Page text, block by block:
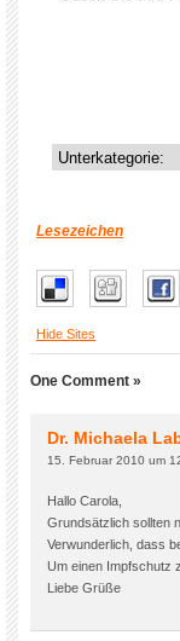
Lesezeichen
Hide Sites
One Comment »
Dr. Michaela
15. Februar 2010 um
Hallo Carola,
Grundsätzlich sollten
Verwunderlich, dass
Um einen Impfschutz
Liebe Grüße